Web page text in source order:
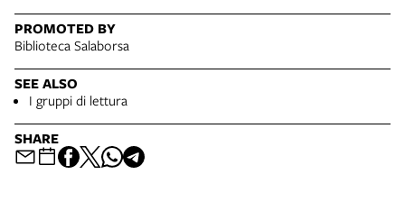
PROMOTED BY
Biblioteca Salaborsa
SEE ALSO
I gruppi di lettura
SHARE